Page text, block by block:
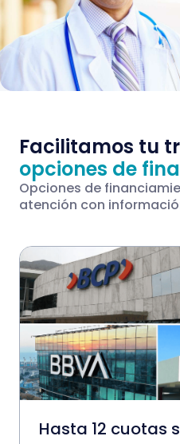
Facilitamos tu
opciones de
Opciones de
atención con
Hasta 12 cuotas